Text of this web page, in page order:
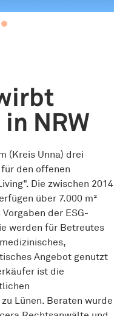
NRW
(Kreis Unna) drei
den offenen
Die zwischen 2014
über 7.000 m²
der ESG-
werden für Betreutes
Angebot genutzt
ist die
Lünen. Beraten wurde